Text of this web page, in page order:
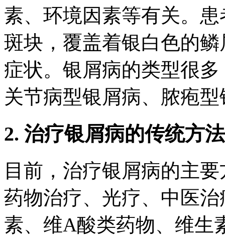
素、环境因素等有关。
斑块，覆盖着银白色的
症状。银屑病的类型很
关节病型银屑病、脓疱
2. 治疗银屑病的传统方法
目前，治疗银屑病的主
药物治疗、光疗、中医
素、维A酸类药物、维生